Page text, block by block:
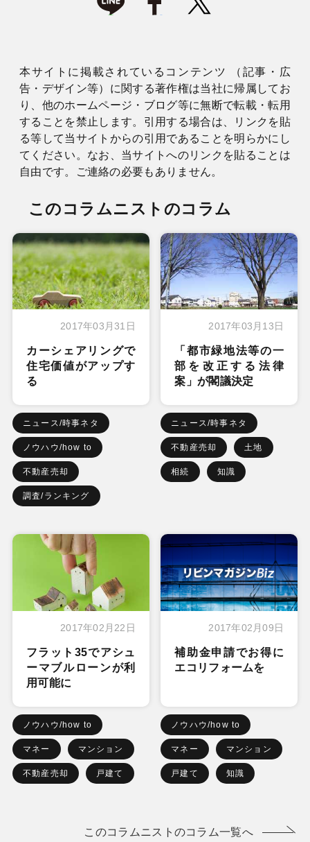
本サイトに掲載されているコンテンツ （記事・広
告・デザイン等）に関する著作権は当社に帰属してお
り、他のホームページ・ブログ等に無断で転載・転用
することを禁止します。引用する場合は、リンクを貼
る等して当サイトからの引用であることを明らかにし
てください。なお、当サイトへのリンクを貼ることは
自由です。ご連絡の必要もありません。
このコラムニストのコラム
2017年03月31日
カーシェアリングで
住宅価値がアップす
る
ニュース/時事ネタ
ノウハウ/how to
不動産売却
調査/ランキング
2017年03月13日
「都市緑地法等の一
部を改正する法律
案」が閣議決定
ニュース/時事ネタ
不動産売却 土地
相続 知識
2017年02月22日
フラット35でアシュ
ーマブルローンが利
用可能に
ノウハウ/how to
マネー マンション
不動産売却 戸建て
2017年02月09日
補助金申請でお得に
エコリフォームを
ノウハウ/how to
マネー マンション
戸建て 知識
このコラムニストのコラム一覧へ